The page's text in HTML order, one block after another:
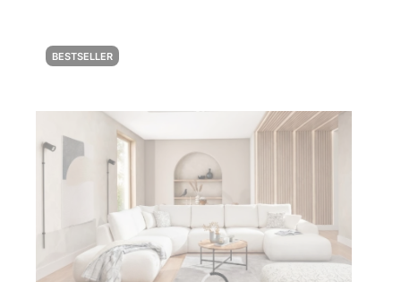
BESTSELLER